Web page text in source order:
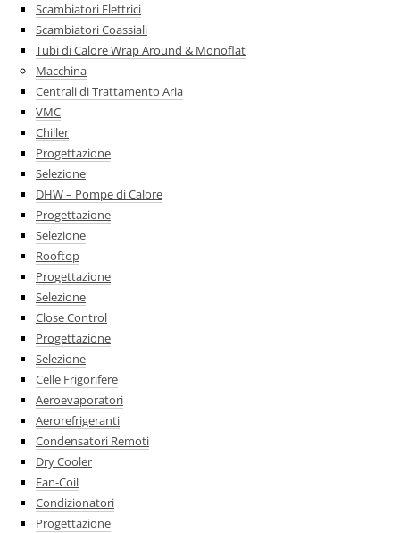
Scambiatori Elettrici
Scambiatori Coassiali
Tubi di Calore Wrap Around & Monoflat
Macchina
Centrali di Trattamento Aria
VMC
Chiller
Progettazione
Selezione
DHW – Pompe di Calore
Progettazione
Selezione
Rooftop
Progettazione
Selezione
Close Control
Progettazione
Selezione
Celle Frigorifere
Aeroevaporatori
Aerorefrigeranti
Condensatori Remoti
Dry Cooler
Fan-Coil
Condizionatori
Progettazione